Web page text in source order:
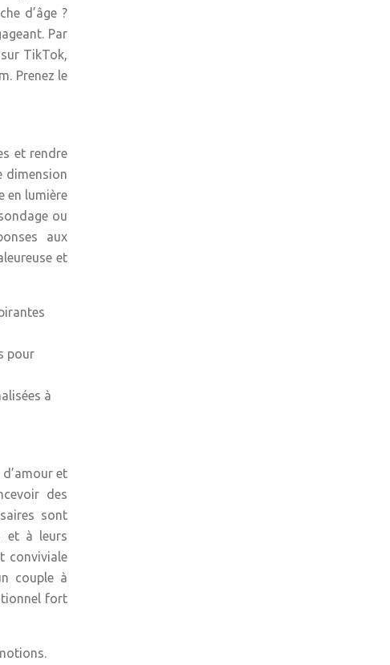
d’âge ?
Par
TikTok,
Prenez le
et rendre
dimension
en lumière
ou
aux
et
pour
à
et
des
sont
et à leurs
conviviale
couple à
fort